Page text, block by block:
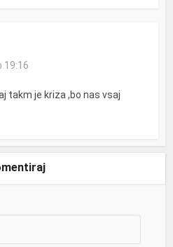
19:16
takm je kriza ,bo nas vsaj